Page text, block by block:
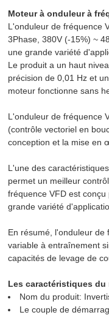
Moteur à onduleur à
L'onduleur de fréquence
3Phase, 380V (-15%) ~
une grande variété
Le produit a un haut
précision de 0,01 Hz et
moteur fonctionne sans
L'onduleur de fréquence
(contrôle vectoriel en
conception et la mise en
L'une des
permet un meilleur
fréquence VFD est
grande variété
En résumé, l'onduleur de
variable à entraînement
capacités de levage de
Les caractéristiques du
Nom du produit:
Le couple de